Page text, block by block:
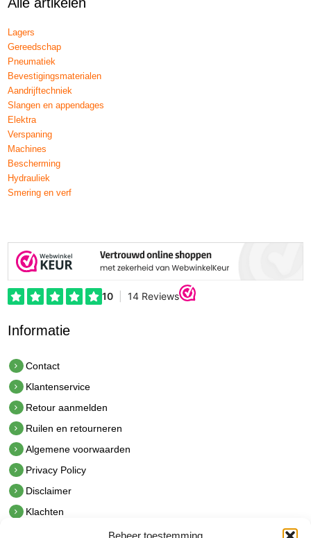
Lagers
Gereedschap
Pneumatiek
Bevestigingsmaterialen
Aandrijftechniek
Slangen en appendages
Elektra
Verspaning
Machines
Bescherming
Hydrauliek
Smering en verf
Informatie
Contact
Klantenservice
Retour aanmelden
Ruilen en retourneren
Algemene voorwaarden
Privacy Policy
Disclaimer
Klachten